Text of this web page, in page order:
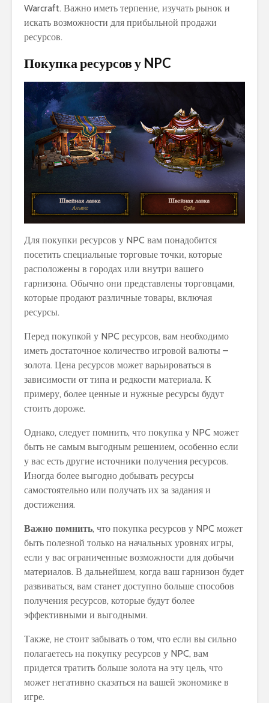
Warcraft. Важно иметь терпение, изучать рынок и
искать возможности для прибыльной продажи
ресурсов.
Покупка ресурсов у NPC
Для покупки ресурсов у NPC вам понадобится
посетить специальные торговые точки, которые
расположены в городах или внутри вашего
гарнизона. Обычно они представлены торговцами,
которые продают различные товары, включая
ресурсы.
Перед покупкой у NPC ресурсов, вам необходимо
иметь достаточное количество игровой валюты –
золота. Цена ресурсов может варьироваться в
зависимости от типа и редкости материала. К
примеру, более ценные и нужные ресурсы будут
стоить дороже.
Однако, следует помнить, что покупка у NPC может
быть не самым выгодным решением, особенно если
у вас есть другие источники получения ресурсов.
Иногда более выгодно добывать ресурсы
самостоятельно или получать их за задания и
достижения.
Важно помнить, что покупка ресурсов у NPC может
быть полезной только на начальных уровнях игры,
если у вас ограниченные возможности для добычи
материалов. В дальнейшем, когда ваш гарнизон будет
развиваться, вам станет доступно больше способов
получения ресурсов, которые будут более
эффективными и выгодными.
Также, не стоит забывать о том, что если вы сильно
полагаетесь на покупку ресурсов у NPC, вам
придется тратить больше золота на эту цель, что
может негативно сказаться на вашей экономике в
игре.